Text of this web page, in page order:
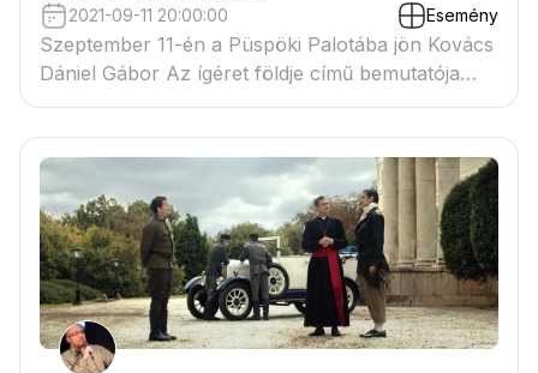
2021-09-11 20:00:00 Esemény
Szeptember 11-én a Püspöki Palotába jön Kovács
Dániel Gábor Az ígéret földje című bemutatója
Kelemen Zoltán rendezésében.